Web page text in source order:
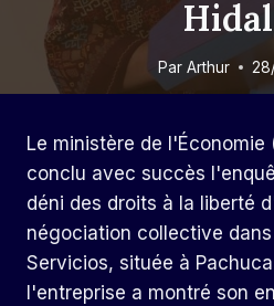
Par Arthur
Le ministère de l'Économie
conclu avec succès
déni des droits à la liberté
négociation collective
Servicios, située à
l'entreprise a montré son